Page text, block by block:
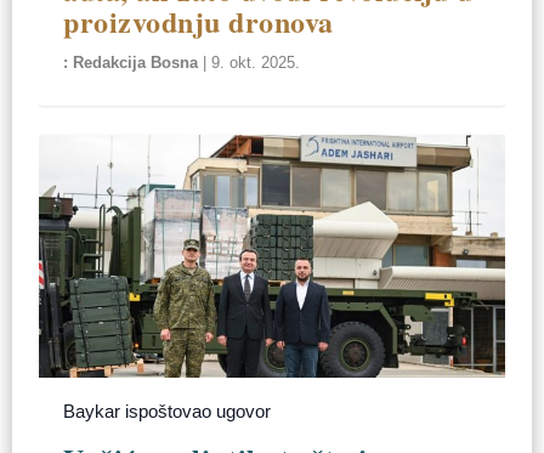
proizvodnju dronova
Redakcija Bosna|9. okt. 2025.
Baykar ispoštovao ugovor